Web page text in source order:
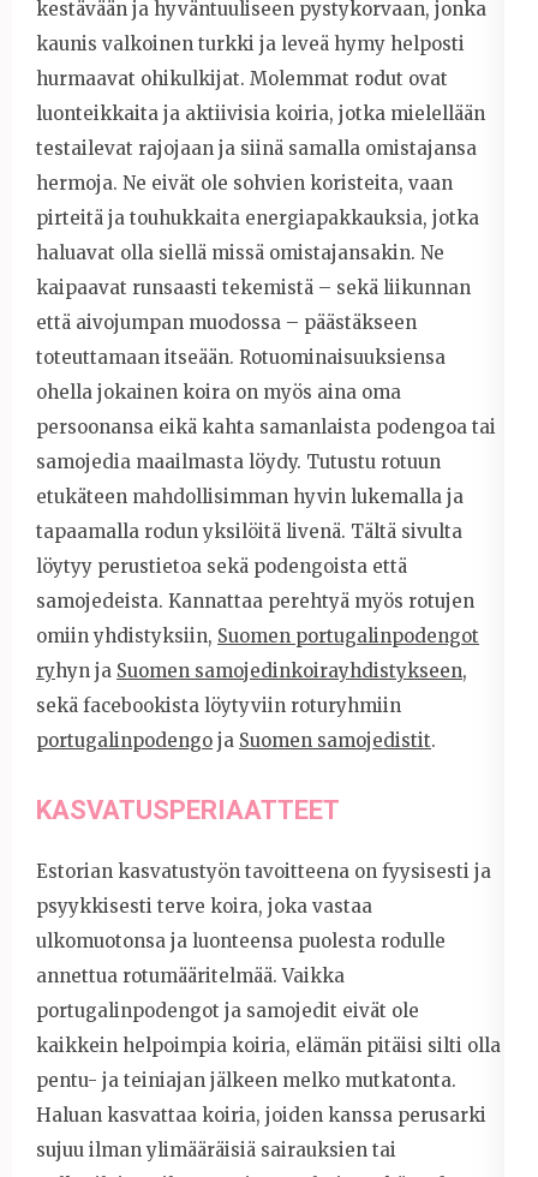
kestävään ja hyväntuuliseen pystykorvaan, jonka
kaunis valkoinen turkki ja leveä hymy helposti
hurmaavat ohikulkijat. Molemmat rodut ovat
luonteikkaita ja aktiivisia koiria, jotka mielellään
testailevat rajojaan ja siinä samalla omistajansa
hermoja. Ne eivät ole sohvien koristeita, vaan
pirteitä ja touhukkaita energiapakkauksia, jotka
haluavat olla siellä missä omistajansakin. Ne
kaipaavat runsaasti tekemistä – sekä liikunnan
että aivojumpan muodossa – päästäkseen
toteuttamaan itseään. Rotuominaisuuksiensa
ohella jokainen koira on myös aina oma
persoonansa eikä kahta samanlaista podengoa tai
samojedia maailmasta löydy. Tutustu rotuun
etukäteen mahdollisimman hyvin lukemalla ja
tapaamalla rodun yksilöitä livenä. Tältä sivulta
löytyy perustietoa sekä podengoista että
samojedeista. Kannattaa perehtyä myös rotujen
omiin yhdistyksiin, Suomen portugalinpodengot
ryhyn ja Suomen samojedinkoirayhdistykseen,
sekä facebookista löytyviin roturyhmiin
portugalinpodengo ja Suomen samojedistit.
KASVATUSPERIAATTEET
Estorian kasvatustyön tavoitteena on fyysisesti ja
psyykkisesti terve koira, joka vastaa
ulkomuotonsa ja luonteensa puolesta rodulle
annettua rotumääritelmää. Vaikka
portugalinpodengot ja samojedit eivät ole
kaikkein helpoimpia koiria, elämän pitäisi silti olla
pentu- ja teiniajan jälkeen melko mutkatonta.
Haluan kasvattaa koiria, joiden kanssa perusarki
sujuu ilman ylimääräisiä sairauksien tai